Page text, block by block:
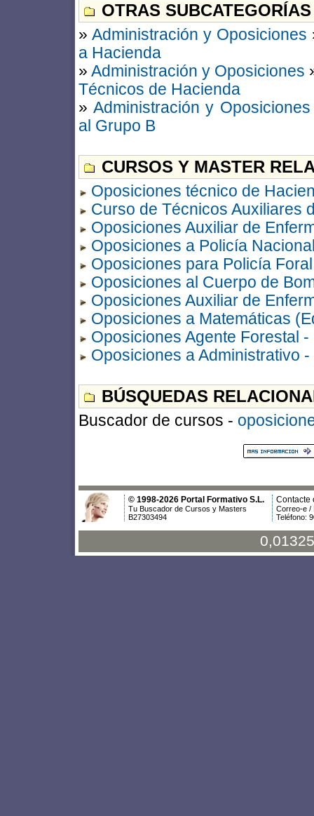
OTRAS
»Administración y Oposiciones
a Hacienda
»Administración y Oposiciones
Técnicos de Hacienda
» Administración y Oposiciones
al Grupo B
CURSOS Y MASTER
Oposiciones técnico de
Curso de Técnicos Auxiliares
Oposiciones Auxiliar de
Oposiciones a Policía
Oposiciones para Policía
Oposiciones al Cuerpo de
Oposiciones Auxiliar de
Oposiciones a Matemáticas
Oposiciones Agente Forestal -
Oposiciones a Administrativo
BÚSQUEDAS
Buscador de cursos -
© 1998-2026 Portal Formativo S.L.
Tu Buscador de Cursos y Masters
B27303494
Contacte
Correo-e /
Teléfono: